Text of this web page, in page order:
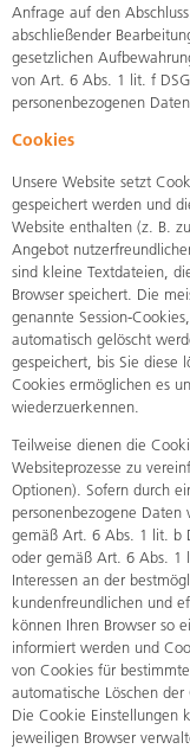
Anfrage auf den
abschließender
gesetzlichen
von Art. 6 Abs. 1 lit. f
personenbezogenen
Cookies
Unsere Website setzt
gespeichert werden und
Website enthalten (z. B.
Angebot
sind kleine Textdateien,
Browser speichert. Die
genannte Session-
automatisch gelöscht
gespeichert, bis Sie diese
Cookies ermöglichen es
wiederzuerkennen.
Teilweise dienen die
Websiteprozesse zu
Optionen). Sofern durch
personenbezogene
gemäß Art. 6 Abs. 1 lit. b
oder gemäß Art. 6 Abs. 1
Interessen an der
kundenfreundlichen und
können Ihren Browser so
informiert werden und
von Cookies für
automatische Löschen
Die Cookie Einstellungen
jeweiligen Browser